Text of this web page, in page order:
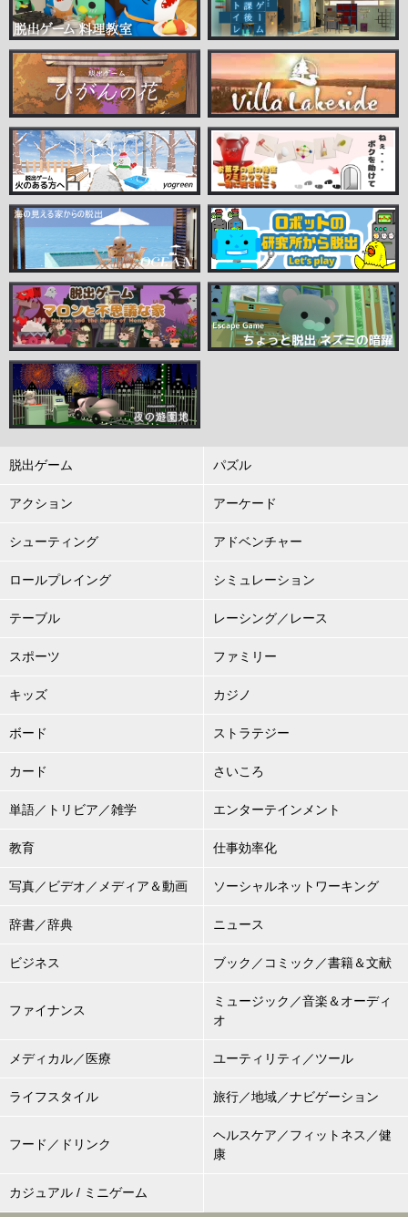
脱出ゲーム パズル
アクション アーケード
シューティング アドベンチャー
ロールプレイング シミュレーション
テーブル レーシング／レース
スポーツ ファミリー
キッズ カジノ
ボード ストラテジー
カード さいころ
単語／トリビア／雑学 エンターテインメント
教育 仕事効率化
写真／ビデオ／メディア＆動画 ソーシャルネットワーキング
辞書／辞典 ニュース
ビジネス ブック／コミック／書籍＆文献
ファイナンス
ミュージック／音楽＆オーディ
オ
メディカル／医療 ユーティリティ／ツール
ライフスタイル 旅行／地域／ナビゲーション
フード／ドリンク
ヘルスケア／フィットネス／健
康
カジュアル / ミニゲーム